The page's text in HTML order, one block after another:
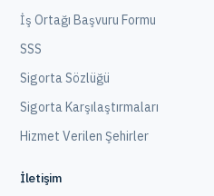
İş Ortağı Başvuru Formu
SSS
Sigorta Sözlüğü
Sigorta Karşılaştırmaları
Hizmet Verilen Şehirler
İletişim